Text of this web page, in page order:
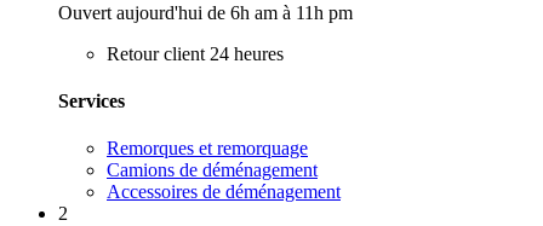
Ouvert aujourd'hui de 6h am à 11h pm
Retour client 24 heures
Services
Remorques et remorquage
Camions de déménagement
Accessoires de déménagement
2